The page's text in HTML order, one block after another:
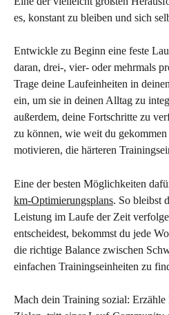
es, konstant zu bleiben und sich
Entwickle zu Beginn eine feste
daran, drei-, vier- oder mehrmals
Trage deine Laufeinheiten in
ein, um sie in deinen Alltag zu
außerdem, deine Fortschritte zu
zu können, wie weit du
motivieren, die härteren
Eine der besten Möglichkeiten
km-Optimierungsplans. So bleibst
Leistung im Laufe der Zeit
entscheidest, bekommst du jede
die richtige Balance zwischen
einfachen Trainingseinheiten zu
Mach dein Training sozial: Erzähle